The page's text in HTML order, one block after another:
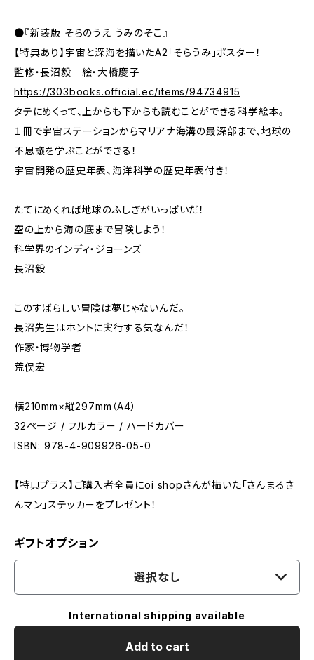
●『新装版 そらのうえ うみのそこ』
【特典あり】宇宙と深海を描いたA2「そらうみ」ポスター！
監修・長沼毅 絵・大橋慶子
https://303books.official.ec/items/94734915
タテにめくって、上からも下からも読むことができる科学絵本。
１冊で宇宙ステーションからマリアナ海溝の最深部まで、地球の
不思議を学ぶことができる！
宇宙開発の歴史年表、海洋科学の歴史年表付き！
たてにめくれば地球のふしぎがいっぱいだ！
空の上から海の底まで冒険しよう！
科学界のインディ・ジョーンズ
長沼毅
このすばらしい冒険は夢じゃないんだ。
長沼先生はホントに実行する気なんだ！
作家・博物学者
荒俣宏
横210mm×縦297mm（A4）
32ページ / フルカラー / ハードカバー
ISBN: 978-4-909926-05-0
【特典プラス】ご購入者全員にoi shopさんが描いた「さんまるさ
んマン」ステッカーをプレゼント！
ギフトオプション
選択なし
International shipping available
Add to cart